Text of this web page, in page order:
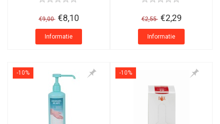
€9,00 €8,10
Informatie
€2,55 €2,29
Informatie
-10% -10%